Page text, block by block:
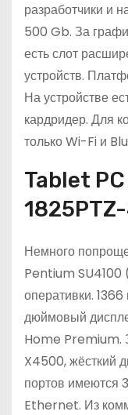
разработчики и
500 Gb. За
есть слот
устройств.
На устройстве
кардридер. Для
только Wi-Fi и
Tablet
Немного
Pentium SU4100
оперативки.
дюймовый
Home Premium.
X4500, жёсткий
портов имеются
Ethernet. Из